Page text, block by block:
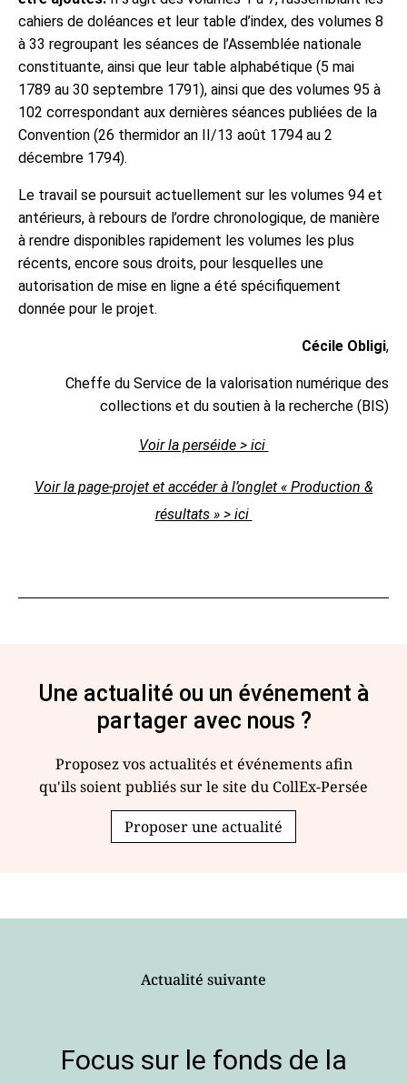
cahiers de doléances et leur table d’index, des volumes 8
à 33 regroupant les séances de l’Assemblée nationale
constituante, ainsi que leur table alphabétique (5 mai
1789 au 30 septembre 1791), ainsi que des volumes 95 à
102 correspondant aux dernières séances publiées de la
Convention (26 thermidor an II/13 août 1794 au 2
décembre 1794).
Le travail se poursuit actuellement sur les volumes 94 et
antérieurs, à rebours de l’ordre chronologique, de manière
à rendre disponibles rapidement les volumes les plus
récents, encore sous droits, pour lesquelles une
autorisation de mise en ligne a été spécifiquement
donnée pour le projet.
Cécile Obligi,
Cheffe du Service de la valorisation numérique des
collections et du soutien à la recherche (BIS)
Voir la perséide > ici
Voir la page-projet et accéder à l’onglet « Production &
résultats » > ici
Une actualité ou un événement à
partager avec nous ?
Proposez vos actualités et événements afin
qu'ils soient publiés sur le site du CollEx-Persée
Proposer une actualité
Actualité suivante
Focus sur le fonds de la